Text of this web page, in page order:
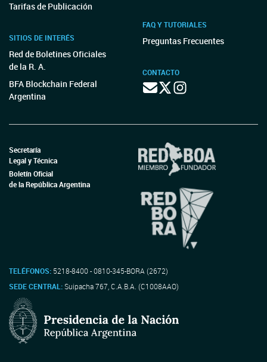
Tarifas de Publicación
SITIOS DE INTERÉS
Red de Boletines Oficiales
de la R. A.
BFA Blockchain Federal
Argentina
FAQ Y TUTORIALES
Preguntas Frecuentes
CONTACTO
Secretaría
Legal y Técnica
Boletín Oficial
de la República Argentina
TELÉFONOS: 5218-8400 - 0810-345-BORA (2672)
SEDE CENTRAL:Suipacha 767, C.A.B.A. (C1008AAO)